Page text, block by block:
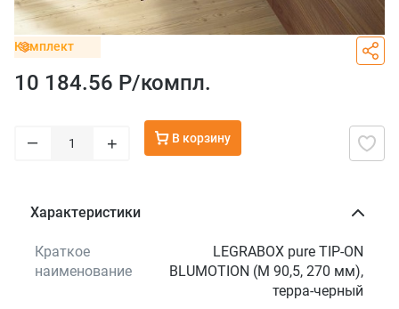
Комплект
10 184.56 Р/компл.
– + В корзину
Характеристики
Краткое
наименование
LEGRABOX pure TIP-ON
BLUMOTION (M 90,5, 270 мм),
терра-черный